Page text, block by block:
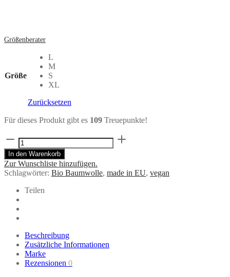
Größenberater
Größe
L
M
S
XL
Zurücksetzen
Für dieses Produkt gibt es 109 Treuepunkte!
schwarzes
Longsleeve
AVA
aus
Bio-
Menge
In den Warenkorb
Zur Wunschliste hinzufügen.
Schlagwörter: Bio Baumwolle, made in EU, vegan
Teilen
Beschreibung
Zusätzliche Informationen
Marke
Rezensionen 0